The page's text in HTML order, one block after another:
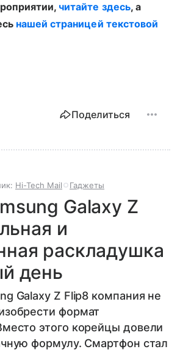
читайте здесь, а
нашей страницей текстовой
Поделиться
Hi-Tech Mail Гаджеты
Galaxy Z
и
раскладушка
день
Galaxy Z Flip8 компания не
формат
этого корейцы довели
формулу. Смартфон стал